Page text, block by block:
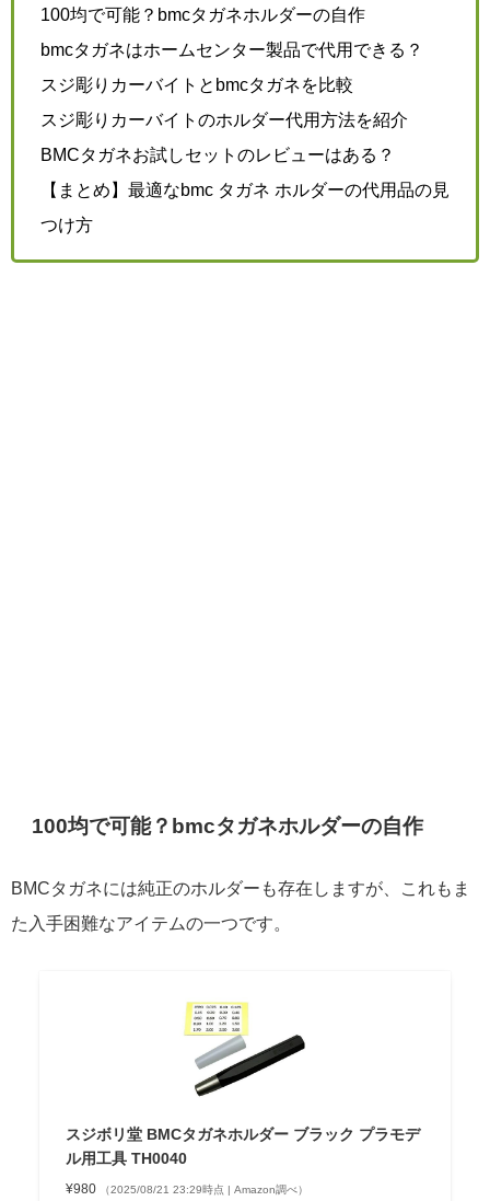
100均で可能？bmcタガネホルダーの自作
bmcタガネはホームセンター製品で代用できる？
スジ彫りカーバイトとbmcタガネを比較
スジ彫りカーバイトのホルダー代用方法を紹介
BMCタガネお試しセットのレビューはある？
【まとめ】最適なbmc タガネ ホルダーの代用品の見
つけ方
100均で可能？bmcタガネホルダーの自作
BMCタガネには純正のホルダーも存在しますが、これもま
た入手困難なアイテムの一つです。
スジボリ堂 BMCタガネホルダー ブラック プラモデ
ル用工具 TH0040
¥980 （2025/08/21 23:29時点 | Amazon調べ）